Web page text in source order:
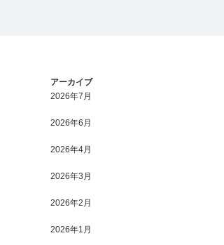
アーカイブ
2026年7月
2026年6月
2026年4月
2026年3月
2026年2月
2026年1月